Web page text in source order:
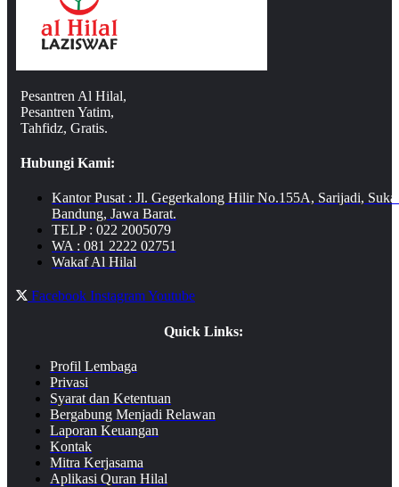
Pesantren Al Hilal,
Pesantren Yatim,
Tahfidz, Gratis.
Hubungi Kami:
Kantor Pusat : Jl. Gegerkalong Hilir No.155A, Sarijadi,
Bandung, Jawa Barat.
TELP : 022 2005079
WA : 081 2222 02751
Wakaf Al Hilal
Facebook InstagramYoutube
Quick Links:
Profil Lembaga
Privasi
Syarat dan Ketentuan
Bergabung Menjadi Relawan
Laporan Keuangan
Kontak
Mitra Kerjasama
Aplikasi Quran Hilal